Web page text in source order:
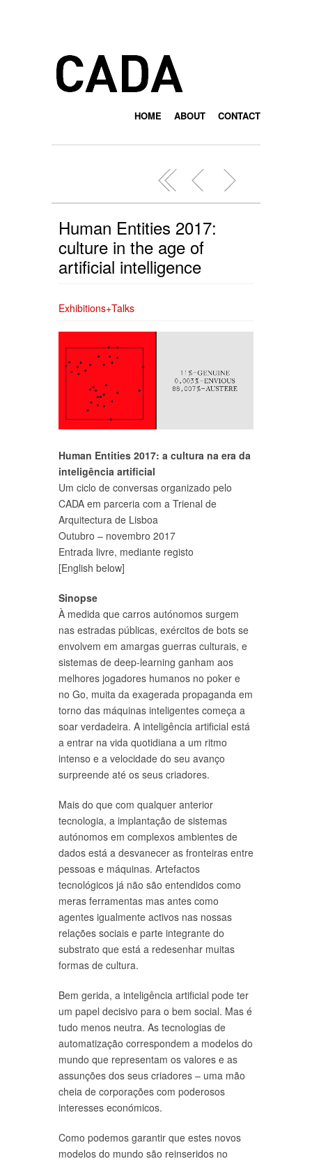
HOME ABOUT CONTACT
Human Entities 2017:
culture in the age of
artificial intelligence
Exhibitions+Talks
Human Entities 2017: a cultura na era da
inteligência artificial
Um ciclo de conversas organizado pelo
CADA em parceria com a Trienal de
Arquitectura de Lisboa
Outubro – novembro 2017
Entrada livre, mediante registo
[English below]
Sinopse
À medida que carros autónomos surgem
nas estradas públicas, exércitos de bots se
envolvem em amargas guerras culturais, e
sistemas de deep-learning ganham aos
melhores jogadores humanos no poker e
no Go, muita da exagerada propaganda em
torno das máquinas inteligentes começa a
soar verdadeira. A inteligência artificial está
a entrar na vida quotidiana a um ritmo
intenso e a velocidade do seu avanço
surpreende até os seus criadores.
Mais do que com qualquer anterior
tecnologia, a implantação de sistemas
autónomos em complexos ambientes de
dados está a desvanecer as fronteiras entre
pessoas e máquinas. Artefactos
tecnológicos já não são entendidos como
meras ferramentas mas antes como
agentes igualmente activos nas nossas
relações sociais e parte integrante do
substrato que está a redesenhar muitas
formas de cultura.
Bem gerida, a inteligência artificial pode ter
um papel decisivo para o bem social. Mas é
tudo menos neutra. As tecnologias de
automatização correspondem a modelos do
mundo que representam os valores e as
assunções dos seus criadores – uma mão
cheia de corporações com poderosos
interesses económicos.
Como podemos garantir que estes novos
modelos do mundo são reinseridos no